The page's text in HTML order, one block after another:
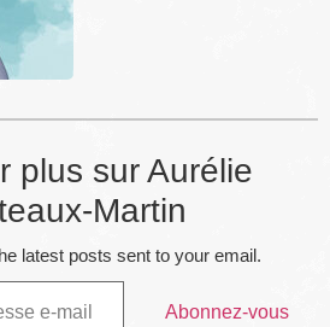
plus sur Aurélie
Martin
latest posts sent to your email.
Abonnez-vous